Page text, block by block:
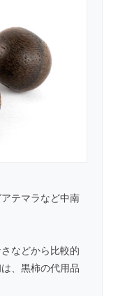
テマラなど中南
などから比較的
、黒柿の代用品